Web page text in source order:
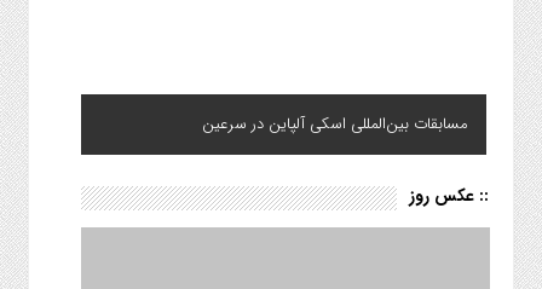
مسابقات بین‌المللی اسکی آلپاین در سرعین
:: عکس روز